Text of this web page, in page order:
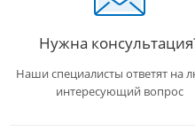
Нужна
Наши специалисты ответят на
интересующий вопрос